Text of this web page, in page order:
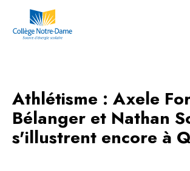
Athlétisme : Axele
Bélanger et Nathan
s'illustrent encore à